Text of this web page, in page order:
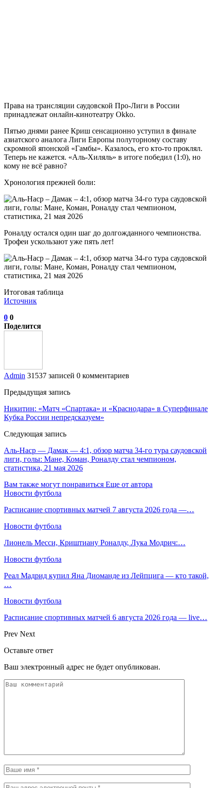
Права на трансляции саудовской Про-Лиги в России
принадлежат онлайн-кинотеатру Okko.
Пятью днями ранее Криш сенсационно уступил в финале
азиатского аналога Лиги Европы полуторному составу
скромной японской «Гамбы». Казалось, его кто-то проклял.
Теперь не кажется. «Аль-Хиляль» в итоге победил (1:0), но
кому не всё равно?
Хронология прежней боли:
Роналду остался один шаг до долгожданного чемпионства.
Трофеи ускользают уже пять лет!
Итоговая таблица
Источник
0 0
Поделится
Admin 31537 записей 0 комментариев
Предыдущая запись
Никитин: «Матч «Спартака» и «Краснодара» в Суперфинале
Кубка России непредсказуем»
Следующая запись
Аль-Наср — Дамак — 4:1, обзор матча 34-го тура саудовской
лиги, голы: Мане, Коман, Роналду стал чемпионом,
статистика, 21 мая 2026
Вам также могут понравиться Еще от автора
Новости футбола
Расписание спортивных матчей 7 августа 2026 года —…
Новости футбола
Лионель Месси, Криштиану Роналду, Лука Модрич:…
Новости футбола
Реал Мадрид купил Яна Диоманде из Лейпцига — кто такой,
…
Новости футбола
Расписание спортивных матчей 6 августа 2026 года — live…
Prev Next
Оставьте ответ
Ваш электронный адрес не будет опубликован.